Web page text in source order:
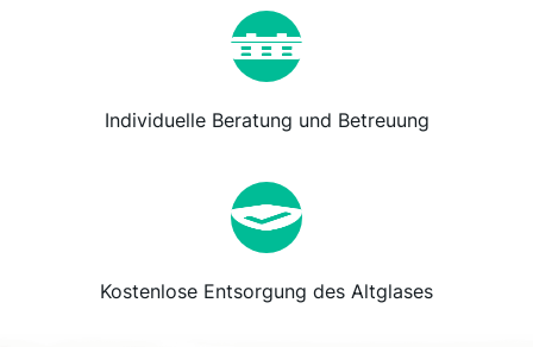
Individuelle Beratung und Betreuung
Kostenlose Entsorgung des Altglases